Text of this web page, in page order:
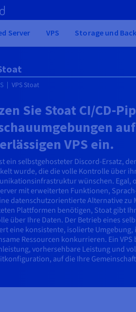
Server VPS Storage und
VPS Stoat
Sie Stoat CI/CD-
VPS ein.
ein selbstgehosteter Discord-Ersatz,
wurde, die die volle Kontrolle über
wünschen. Egal,
mit erweiterten Funktionen,
datenschutzorientierte Alternative zu
Plattformen benötigen, Stoat gibt
über Ihre Daten. Der Betrieb eines
eine konsistente, isolierte Umgebung,
Ressourcen konkurrieren. Ein
vorhersehbare Leistung und
auf die Ihre